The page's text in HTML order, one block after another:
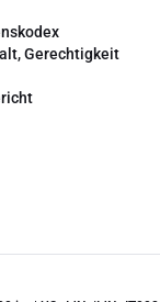
Gerechtigkeit